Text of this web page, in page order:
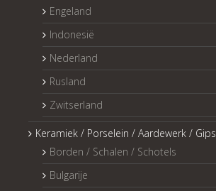
Engeland
Indonesië
Nederland
Rusland
Zwitserland
Keramiek / Porselein / Aardewerk / Gips
Borden / Schalen / Schotels
Bulgarije